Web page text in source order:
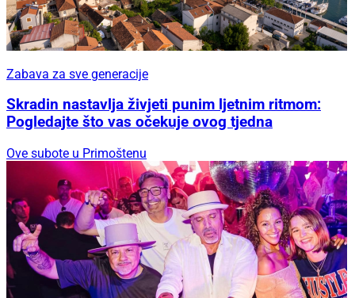
Zabava za sve generacije
Skradin nastavlja živjeti punim ljetnim ritmom:
Pogledajte što vas očekuje ovog tjedna
Ove subote u Primoštenu